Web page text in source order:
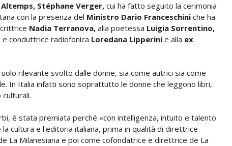
Stéphane Verger, cui ha fatto seguito la cerimonia
con la presenza del Ministro Dario Franceschini che ha
Nadia Terranova, alla poetessa Luigia Sorrentino,
e conduttrice radiofonica Loredana Lipperini e alla ex
rilevante svolto dalle donne, sia come autrici sia come
In Italia infatti sono soprattutto le donne che leggono libri,
è stata premiata perché «con intelligenza, intuito e talento
cultura e l'editoria italiana, prima in qualità di direttrice
La Milanesiana e poi come cofondatrice e direttrice de La